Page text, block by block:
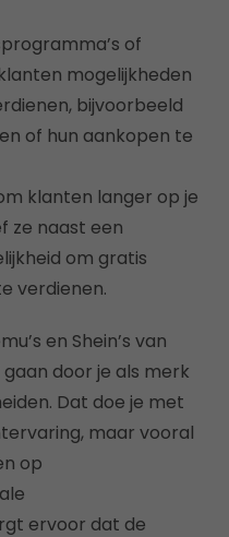
of
mogelijkheden
bijvoorbeeld
of hun aankopen te
klanten langer op je
ze naast een
om gratis
verdienen.
en Shein’s van
door je als merk
Dat doe je met
maar vooral
op
ervoor dat de